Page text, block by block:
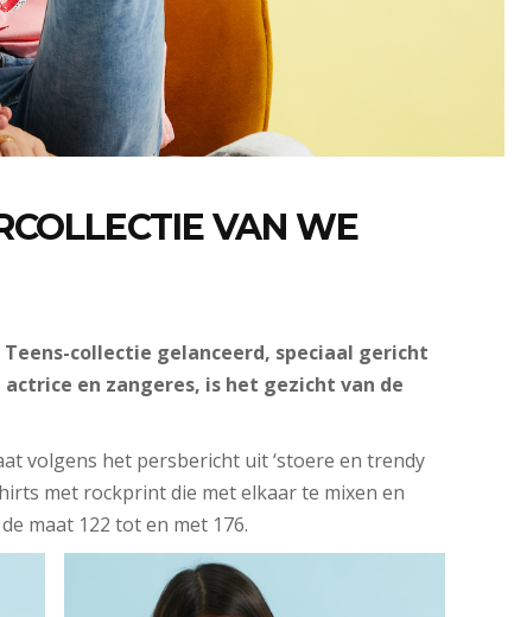
VAN WE
collectie gelanceerd, speciaal gericht
en zangeres, is het gezicht van de
volgens het persbericht uit ‘stoere en trendy
met rockprint die met elkaar te mixen en
maat 122 tot en met 176.